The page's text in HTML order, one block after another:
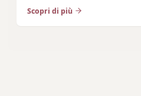
Scopri di più